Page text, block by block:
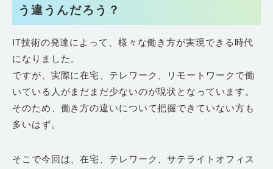
う違うんだろう？
IT技術の発達によって、様々な働き方が実現できる時代
になりました。
ですが、実際に在宅、テレワーク、リモートワークで働
いている人がまだまだ少ないのが現状となっています。
そのため、働き方の違いについて把握できていない方も
多いはず。
そこで今回は、在宅、テレワーク、サテライトオフィス